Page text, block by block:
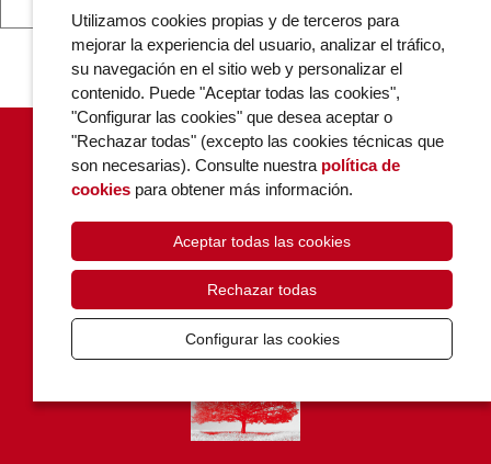
POLÍTICA DE COOKIES
CONTACTO
Utilizamos cookies propias y de terceros para
mejorar la experiencia del usuario, analizar el tráfico,
su navegación en el sitio web y personalizar el
contenido. Puede "Aceptar todas las cookies",
"Configurar las cookies" que desea aceptar o
"Rechazar todas" (excepto las cookies técnicas que
son necesarias). Consulte nuestra política de
cookies para obtener más información.
Aceptar todas las cookies
Rechazar todas
Configurar las cookies